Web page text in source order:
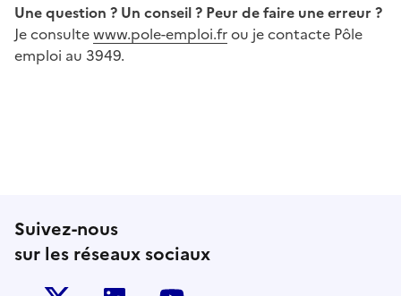
Une question ? Un conseil ? Peur de faire une erreur ?
Je consultewww.pole-emploi.frou je contacte Pôle
emploi au 3949.
Suivez-nous
sur les réseaux sociaux